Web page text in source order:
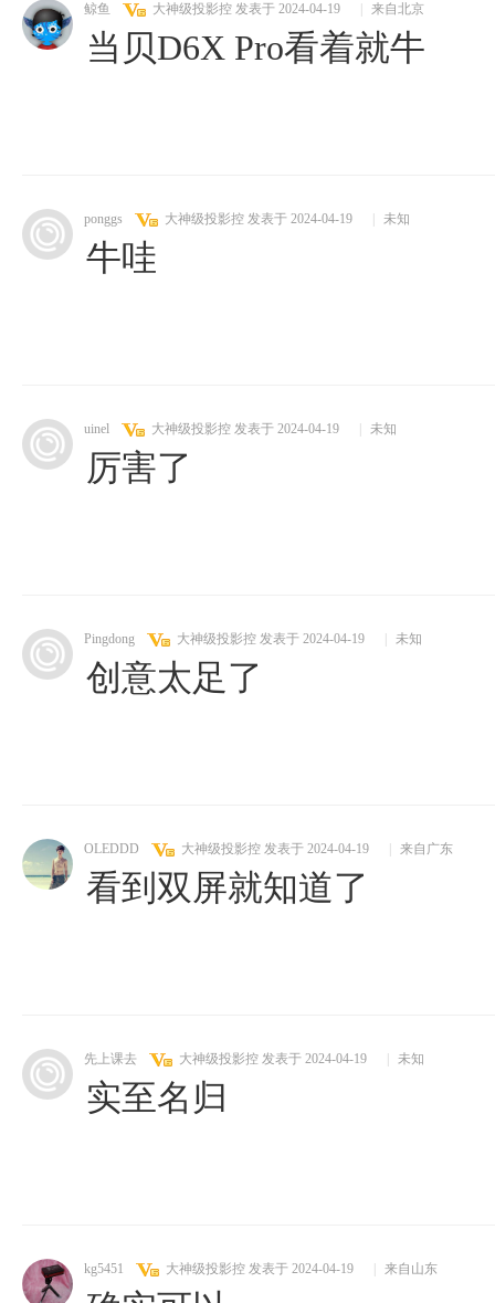
鲸鱼 大神级投影控 发表于 2024-04-19 来自北京
当贝D6X Pro看着就牛
ponggs 大神级投影控 发表于 2024-04-19 未知
牛哇
uinel 大神级投影控 发表于 2024-04-19 未知
厉害了
Pingdong 大神级投影控 发表于 2024-04-19 未知
创意太足了
OLEDDD 大神级投影控 发表于 2024-04-19 来自广东
看到双屏就知道了
先上课去 大神级投影控 发表于 2024-04-19 未知
实至名归
kg5451 大神级投影控 发表于 2024-04-19 来自山东